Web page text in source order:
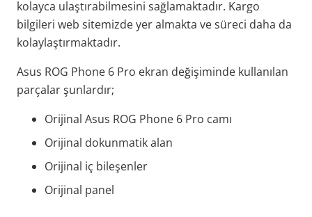
kolayca ulaştırabilmesini sağlamaktadır. Kargo
bilgileri web sitemizde yer almakta ve süreci daha da
kolaylaştırmaktadır.
Asus ROG Phone 6 Pro ekran değişiminde kullanılan
parçalar şunlardır;
Orijinal Asus ROG Phone 6 Pro camı
Orijinal dokunmatik alan
Orijinal iç bileşenler
Orijinal panel